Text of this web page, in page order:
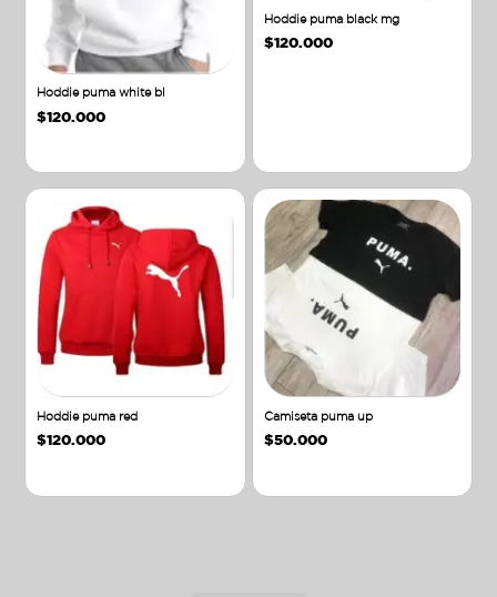
Hoddie puma white bl
$120.000
Hoddie puma black mg
$120.000
Hoddie puma red
$120.000
Camiseta puma up
$50.000